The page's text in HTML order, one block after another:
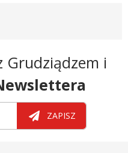
Grudziądzem i
ZAPISZ